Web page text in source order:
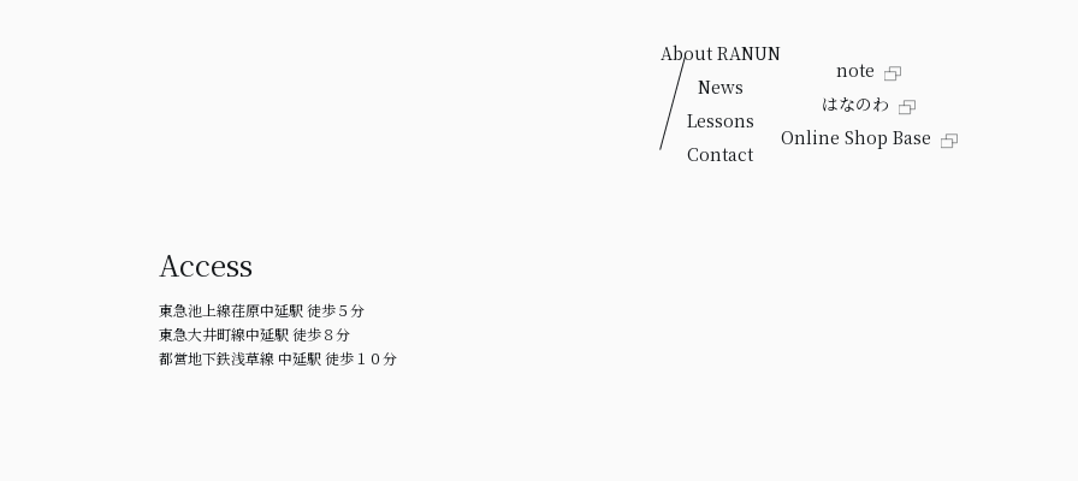
About RANUN
News
Lessons
Contact
note
はなのわ
Online Shop Base
Access
東急池上線荏原中延駅 徒歩５分
東急大井町線中延駅 徒歩８分
都営地下鉄浅草線 中延駅 徒歩１０分